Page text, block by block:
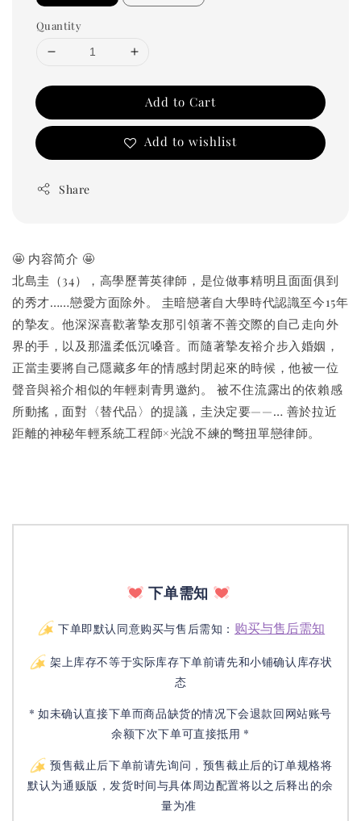
Quantity
Add to Cart
Add to wishlist
Share
🤩 内容简介 🤩
北島圭（34），高學歷菁英律師，是位做事精明且面面俱到
的秀才……戀愛方面除外。 圭暗戀著自大學時代認識至今15年
的摯友。他深深喜歡著摯友那引領著不善交際的自己走向外
界的手，以及那溫柔低沉嗓音。而隨著摯友裕介步入婚姻，
正當圭要將自己隱藏多年的情感封閉起來的時候，他被一位
聲音與裕介相似的年輕刺青男邀約。 被不住流露出的依賴感
所動搖，面對〈替代品〉的提議，圭決定要——… 善於拉近
距離的神秘年輕系統工程師×光說不練的彆扭單戀律師。
下单需知
下单即默认同意购买与售后需知： 购买与售后需知
架上库存不等于实际库存下单前请先和小铺确认库存状
态
* 如未确认直接下单而商品缺货的情况下会退款回网站账号
余额下次下单可直接抵用 *
预售截止后下单前请先询问，预售截止后的订单规格将
默认为通贩版，发货时间与具体周边配置将以之后释出的余
量为准